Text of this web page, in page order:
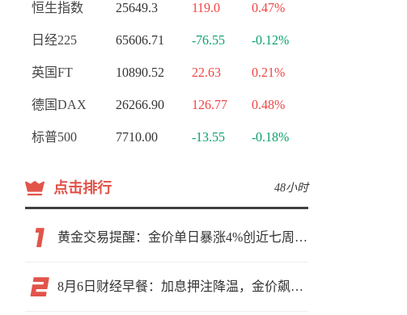
恒生指数 25649.3 119.0 0.47%
日经225 65606.71 -76.55 -0.12%
英国FT 10890.52 22.63 0.21%
德国DAX 26266.90 126.77 0.48%
标普500 7710.00 -13.55 -0.18%
点击排行 48小时
黄金交易提醒：金价单日暴涨4%创近七周新高，加息预期降温叠加霍尔木兹“暂停信号”，牛市重启了？
8月6日财经早餐：加息押注降温，金价飙升至近两个月高位，地缘缓和预期，美油75关口拉锯